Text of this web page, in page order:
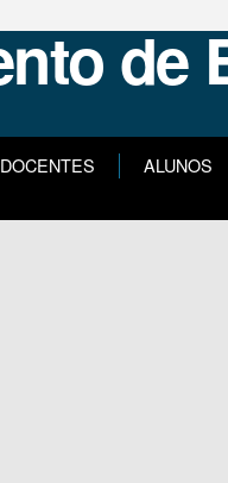
DOCENTES ALUNOS